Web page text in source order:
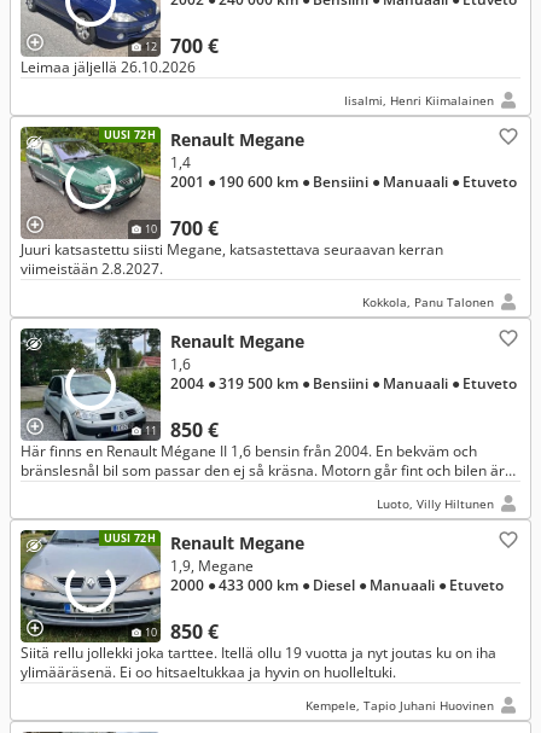
12 700 €
Leimaa jäljellä 26.10.2026
Iisalmi, Henri Kiimalainen
UUSI 72H
10
Renault Megane
700 €
1,4
2001 ● 190 600 km ● Bensiini ● Manuaali ● Etuveto
Juuri katsastettu siisti Megane, katsastettava seuraavan kerran
viimeistään 2.8.2027.
Kokkola, Panu Talonen
11
Renault Megane
850 €
1,6
2004 ● 319 500 km ● Bensiini ● Manuaali ● Etuveto
Här finns en Renault Mégane II 1,6 bensin från 2004. En bekväm och
bränslesnål bil som passar den ej så kräsna. Motorn går fint och bilen är
Luoto, Villy Hiltunen
UUSI 72H
10
Renault Megane
850 €
1,9, Megane
2000 ● 433 000 km ● Diesel ● Manuaali ● Etuveto
Siitä rellu jollekki joka tarttee. Itellä ollu 19 vuotta ja nyt joutas ku on iha
ylimääräsenä. Ei oo hitsaeltukkaa ja hyvin on huolleltuki.
Kempele, Tapio Juhani Huovinen